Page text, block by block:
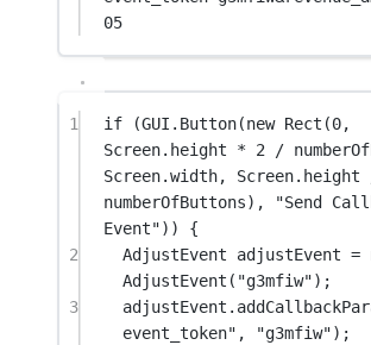
05
1 if (GUI. Button(new Rect (0,
Screen.height * 2 /
Screen.width, Screen.height
numberOfButtons),
"Send
Event")) {
2
AdjustEvent adjustEvent =
AdjustEvent ( "g3mfiw");
3
adjustEvent.
event_token" , "g3mfiw");